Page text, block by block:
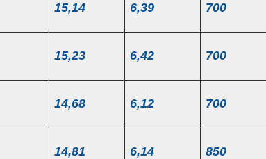
15,14 6,39 700
15,23 6,42 700
14,68 6,12 700
14,81 6,14 850